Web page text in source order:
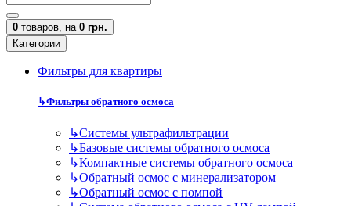
0 товаров, на 0 грн.
Категории
Фильтры для квартиры
↳Фильтры обратного осмоса
↳Cистемы ультрафильтрации
↳Базовые системы обратного осмоса
↳Компактные системы обратного осмоса
↳Обратный осмос с минерализатором
↳Обратный осмос с помпой